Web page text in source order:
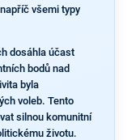
všemi typy
dosáhla účast
bodů nad
byla
voleb. Tento
silnou komunitní
životu.